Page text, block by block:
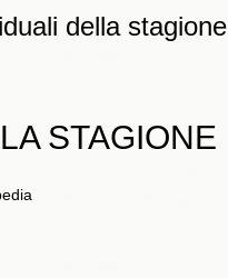
della stagione
STAGIONE